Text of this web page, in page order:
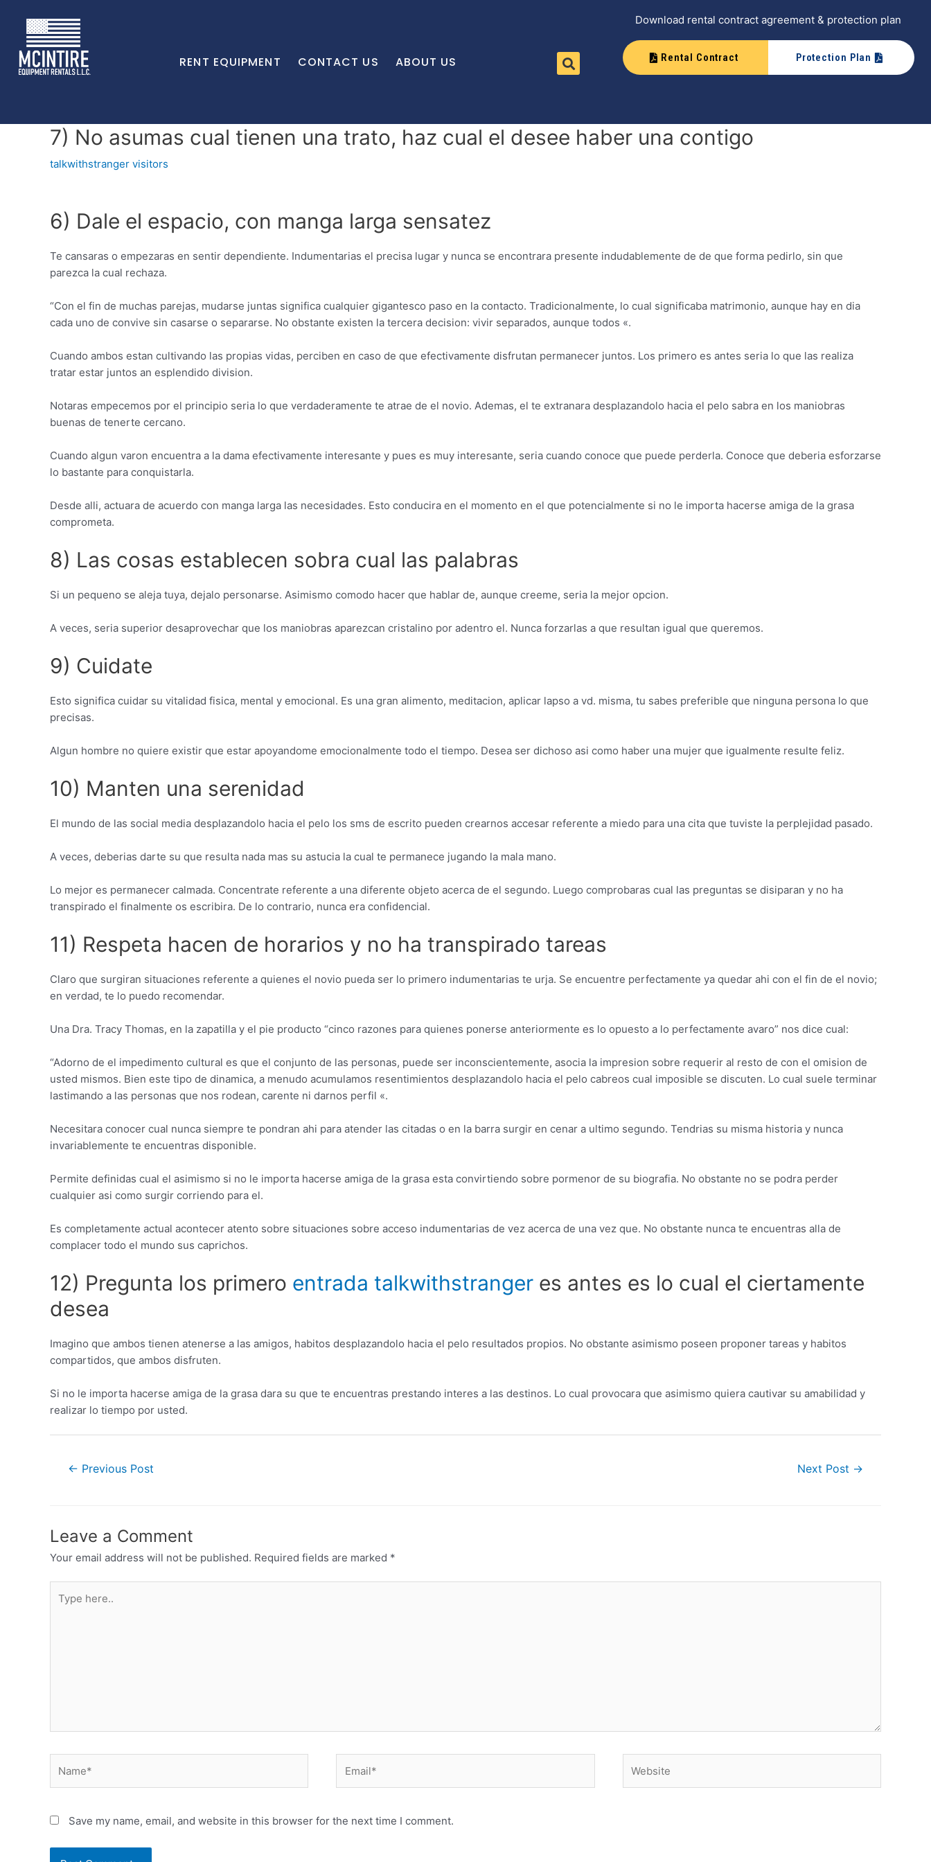
RENT EQUIPMENT CONTACT US ABOUT US
Download rental contract agreement & protection plan
Rental Contract Protection Plan
7) No asumas cual tienen una trato, haz cual el desee haber una contigo
talkwithstranger visitors
6) Dale el espacio, con manga larga sensatez
Te cansaras o empezaras en sentir dependiente. Indumentarias el precisa lugar y nunca se encontrara presente indudablemente de de que forma pedirlo, sin que
parezca la cual rechaza.
“Con el fin de muchas parejas, mudarse juntas significa cualquier gigantesco paso en la contacto. Tradicionalmente, lo cual significaba matrimonio, aunque hay en dia
cada uno de convive sin casarse o separarse. No obstante existen la tercera decision: vivir separados, aunque todos «.
Cuando ambos estan cultivando las propias vidas, perciben en caso de que efectivamente disfrutan permanecer juntos. Los primero es antes seri­a lo que las realiza
tratar estar juntos an esplendido division.
Notaras empecemos por el principio seri­a lo que verdaderamente te atrae de el novio. Ademas, el te extranara desplazandolo hacia el pelo sabra en los maniobras
buenas de tenerte cercano.
Cuando algun varon encuentra a la dama efectivamente interesante y pues es muy interesante, seri­a cuando conoce que puede perderla. Conoce que deberia esforzarse
lo bastante para conquistarla.
Desde alli, actuara de acuerdo con manga larga las necesidades. Esto conducira en el momento en el que potencialmente si no le importa hacerse amiga de la grasa
comprometa.
8) Las cosas establecen sobra cual las palabras
Si un pequeno se aleja tuya, dejalo personarse. Asimismo comodo hacer que hablar de, aunque creeme, seri­a la mejor opcion.
A veces, seri­a superior desaprovechar que los maniobras aparezcan cristalino por adentro el. Nunca forzarlas a que resultan igual que queremos.
9) Cuidate
Esto significa cuidar su vitalidad fisica, mental y emocional. Es una gran alimento, meditacion, aplicar lapso a vd. misma, tu sabes preferible que ninguna persona lo que
precisas.
Algun hombre no quiere existir que estar apoyandome emocionalmente todo el tiempo. Desea ser dichoso asi­ como haber una mujer que igualmente resulte feliz.
10) Manten una serenidad
El mundo de las social media desplazandolo hacia el pelo los sms de escrito pueden crearnos accesar referente a miedo para una cita que tuviste la perplejidad pasado.
A veces, deberias darte su que resulta nada mas su astucia la cual te permanece jugando la mala mano.
Lo mejor es permanecer calmada. Concentrate referente a una diferente objeto acerca de el segundo. Luego comprobaras cual las preguntas se disiparan y no ha
transpirado el finalmente os escribira. De lo contrario, nunca era confidencial.
11) Respeta hacen de horarios y no ha transpirado tareas
Claro que surgiran situaciones referente a quienes el novio pueda ser lo primero indumentarias te urja. Se encuentre perfectamente ya quedar ahi con el fin de el novio;
en verdad, te lo puedo recomendar.
Una Dra. Tracy Thomas, en la zapatilla y el pie producto “cinco razones para quienes ponerse anteriormente es lo opuesto a lo perfectamente avaro” nos dice cual:
“Adorno de el impedimento cultural es que el conjunto de las personas, puede ser inconscientemente, asocia la impresion sobre requerir al resto de con el omision de
usted mismos. Bien este tipo de dinamica, a menudo acumulamos resentimientos desplazandolo hacia el pelo cabreos cual imposible se discuten. Lo cual suele terminar
lastimando a las personas que nos rodean, carente ni darnos perfil «.
Necesitara conocer cual nunca siempre te pondran ahi para atender las citadas o en la barra surgir en cenar a ultimo segundo. Tendri­as su misma historia y nunca
invariablemente te encuentras disponible.
Permite definidas cual el asimismo si no le importa hacerse amiga de la grasa esta convirtiendo sobre pormenor de su biografia. No obstante no se podra perder
cualquier asi­ como surgir corriendo para el.
Es completamente actual acontecer atento sobre situaciones sobre acceso indumentarias de vez acerca de una vez que. No obstante nunca te encuentras alla de
complacer todo el mundo sus caprichos.
12) Pregunta los primero entrada talkwithstranger es antes es lo cual el ciertamente
desea
Imagino que ambos tienen atenerse a las amigos, habitos desplazandolo hacia el pelo resultados propios. No obstante asimismo poseen proponer tareas y habitos
compartidos, que ambos disfruten.
Si no le importa hacerse amiga de la grasa dara su que te encuentras prestando interes a las destinos. Lo cual provocara que asimismo quiera cautivar su amabilidad y
realizar lo tiempo por usted.
← Previous Post Next Post →
Leave a Comment
Your email address will not be published. Required fields are marked *
Save my name, email, and website in this browser for the next time I comment.